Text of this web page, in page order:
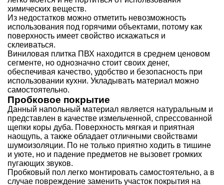
химических веществ.
Из недостатков можно отметить невозможность
использования под горячими объектами, потому как
поверхность имеет свойство искажаться и
склеиваться.
Виниловая плитка ПВХ находится в среднем ценовом
сегменте, но однозначно стоит своих денег,
обеспечивая качество, удобство и безопасность при
использовании кухни. Укладывать материал можно
самостоятельно.
Пробковое покрытие
Данный напольный материал является натуральным и
представлен в качестве измельченной, спрессованной
щепки коры дуба. Поверхность мягкая и приятная
наощупь, а также обладает отличными свойствами
шумоизоляции. По не только приятно ходить в тишине
и уюте, но и падение предметов не вызовет громких
пугающих звуков.
Пробковый пол легко монтировать самостоятельно, а в
случае повреждение заменить участок покрытия на